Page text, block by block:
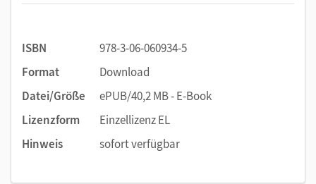
ISBN
978-3-06-060934-5
Format
Download
Datei/Größe
ePUB/40,2 MB - E-Book
Lizenzform
Einzellizenz EL
Hinweis
sofort verfügbar